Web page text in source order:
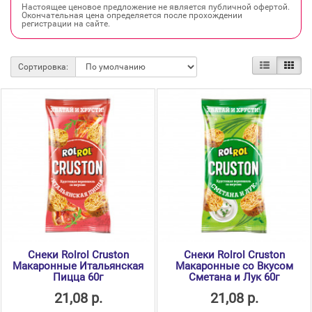
Настоящее ценовое предложение не является публичной офертой.
Окончательная цена определяется после прохождении
регистрации на сайте.
Сортировка:
Cнеки Rolrol Cruston
Макаронные Итальянская
Пицца 60г
21,08 р.
Cнеки Rolrol Cruston
Макаронные со Вкусом
Сметана и Лук 60г
21,08 р.